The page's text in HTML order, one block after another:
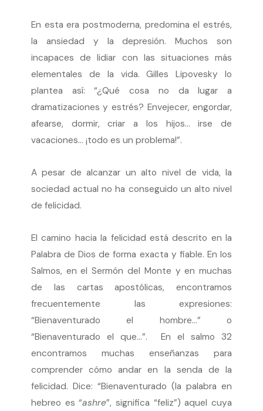
En esta era postmoderna, predomina el estrés,
la ansiedad y la depresión. Muchos son
incapaces de lidiar con las situaciones más
elementales de la vida. Gilles Lipovesky lo
plantea así: “¿Qué cosa no da lugar a
dramatizaciones y estrés? Envejecer, engordar,
afearse, dormir, criar a los hijos… irse de
vacaciones… ¡todo es un problema!”.
A pesar de alcanzar un alto nivel de vida, la
sociedad actual no ha conseguido un alto nivel
de felicidad.
El camino hacia la felicidad está descrito en la
Palabra de Dios de forma exacta y fiable. En los
Salmos, en el Sermón del Monte y en muchas
de las cartas apostólicas, encontramos
frecuentemente las expresiones:
“Bienaventurado el hombre…” o
“Bienaventurado el que…”. En el salmo 32
encontramos muchas enseñanzas para
comprender cómo andar en la senda de la
felicidad. Dice: “Bienaventurado (la palabra en
hebreo es “ashre”, significa “feliz”) aquel cuya